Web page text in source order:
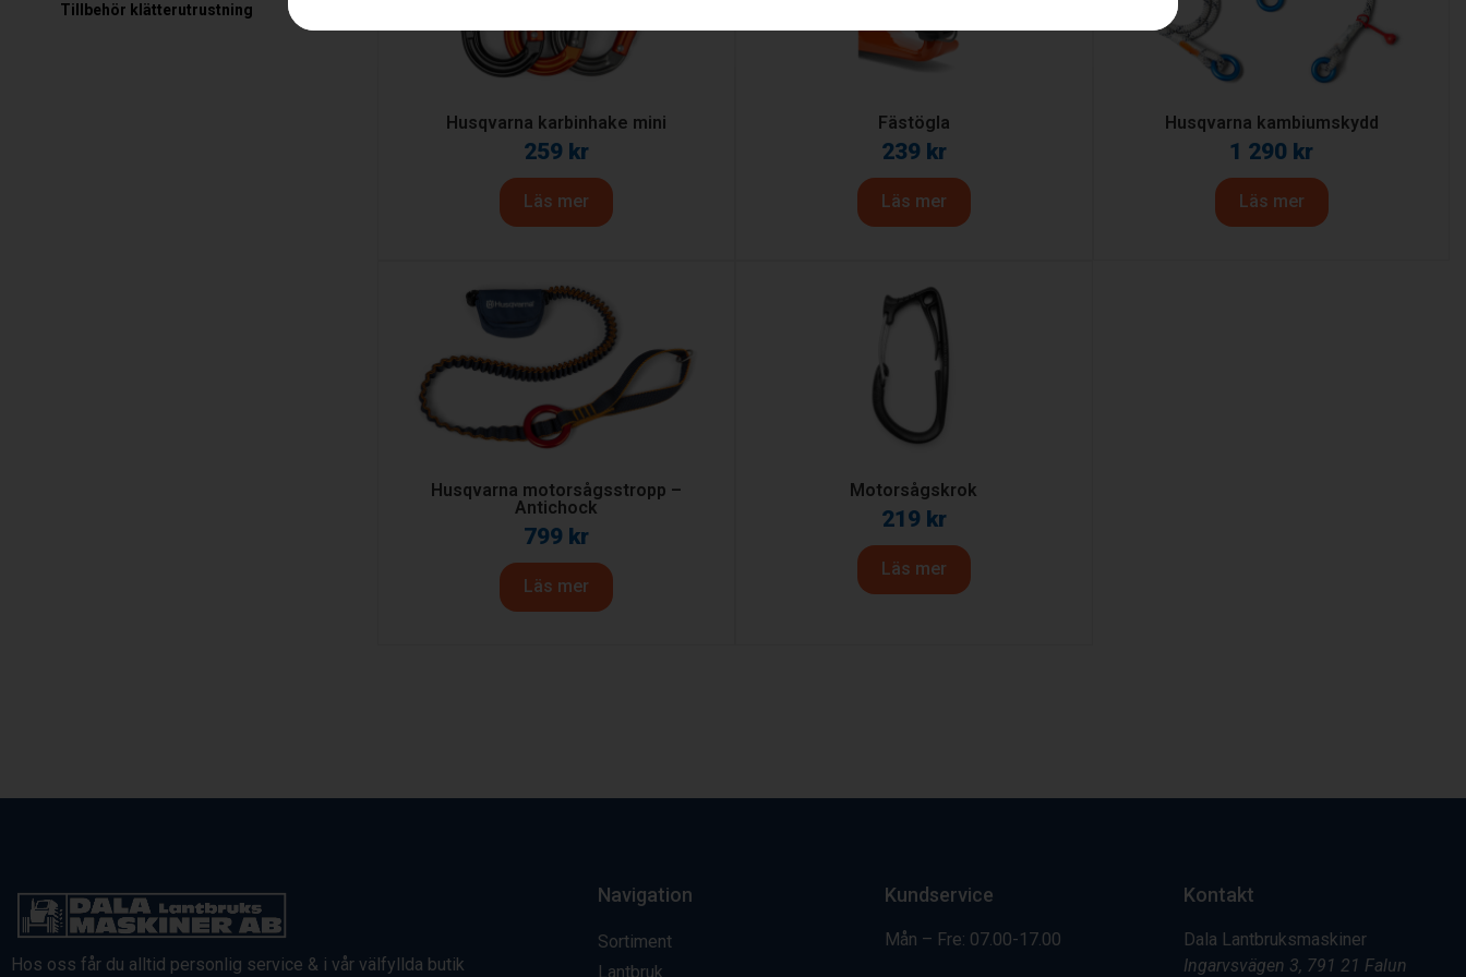
Tillbehör klätterutrustning
Husqvarna karbinhake mini
259 kr
Läs mer
Fästögla
239 kr
Läs mer
Husqvarna kambiumskydd
1 290 kr
Läs mer
Husqvarna motorsågsstropp –
Antichock
799 kr
Läs mer
Motorsågskrok
219 kr
Läs mer
Hos oss får du alltid personlig service & i vår välfyllda butik
Navigation
Sortiment
Lantbruk
Kundservice
Mån – Fre: 07.00-17.00
Kontakt
Dala Lantbruksmaskiner
Ingarvsvägen 3, 791 21 Falun